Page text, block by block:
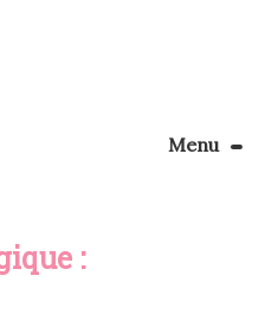
Menu
Apprendre la couture
son coin couture
: